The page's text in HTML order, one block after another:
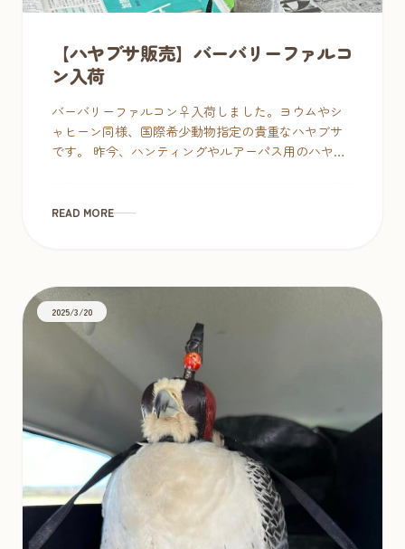
【ハヤブサ販売】バーバリーファルコ
ン入荷
バーバリーファルコン♀入荷しました。ヨウムやシ
ャヒーン同様、国際希少動物指定の貴重なハヤブサ
です。 昨今、ハンティングやルアーパス用のハヤブ
READ MORE
2025/3/20